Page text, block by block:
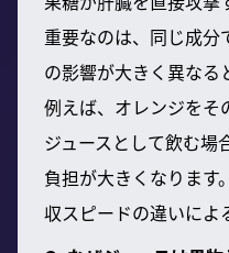
重要なのは、同じ成分
の影響が大きく異なる
例えば、オレンジをそ
ジュースとして飲む場
負担が大きくなります
収スピードの違いによ